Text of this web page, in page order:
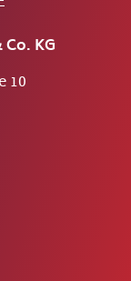
KG
10